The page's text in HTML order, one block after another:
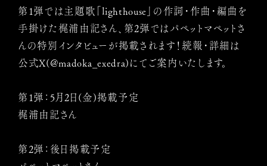
第1弾では主題歌「lighthouse」の作詞・作曲・編曲を
手掛けた梶浦由記さん、第2弾ではパペットマペットさ
んの特別インタビューが掲載されます！続報・詳細は
公式X(@madoka_exedra)にてご案内いたします。
第1弾：5月2日(金)掲載予定
梶浦由記さん
第2弾：後日掲載予定